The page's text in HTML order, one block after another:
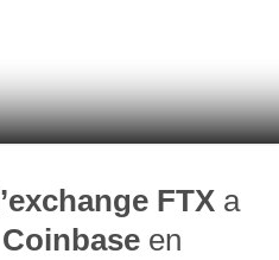
l’exchange FTX a
Coinbase en